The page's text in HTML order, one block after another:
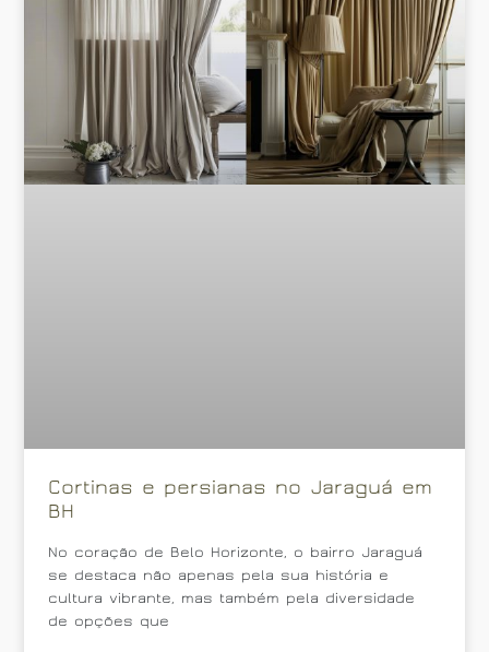
Cortinas e persianas no Jaraguá em
BH
No coração de Belo Horizonte, o bairro Jaraguá
se destaca não apenas pela sua história e
cultura vibrante, mas também pela diversidade
de opções que